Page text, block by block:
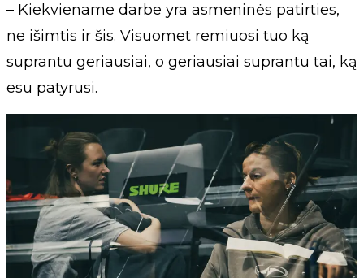
– Kiekviename darbe yra asmeninės patirties,
ne išimtis ir šis. Visuomet remiuosi tuo ką
suprantu geriausiai, o geriausiai suprantu tai, ką
esu patyrusi.